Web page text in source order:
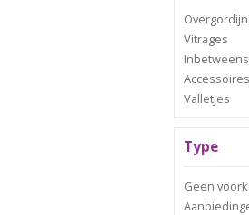
Vitrages
Inbetweens
Accessoires
Valletjes
Type
Geen